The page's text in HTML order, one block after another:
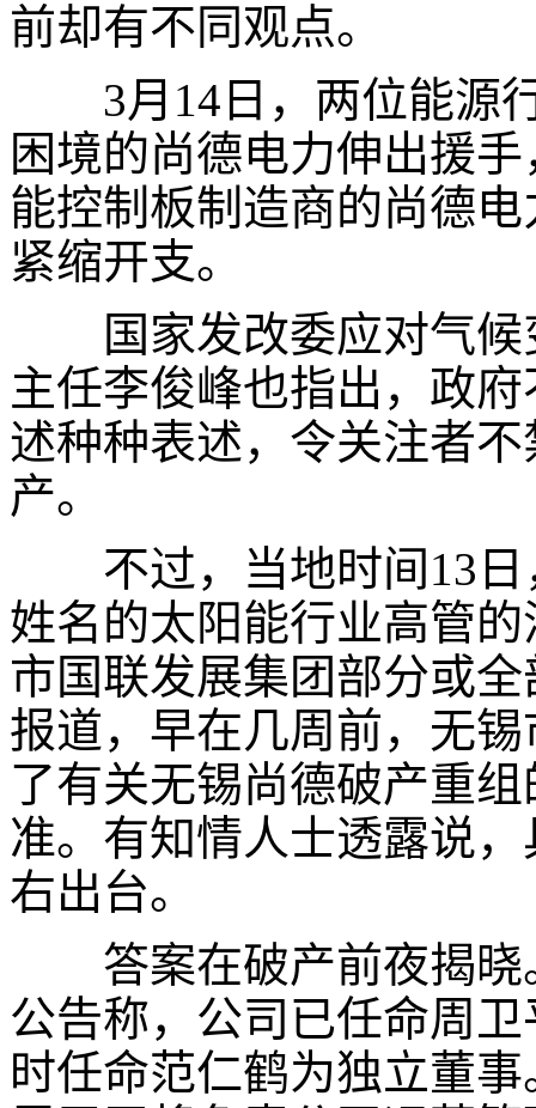
前却有不同观点。
3月 14 日，两位能源
困境的尚德电力伸出援
能控制板制造商的尚德
紧缩开支。
国家发改委应对气候
主任李俊峰也指出，政
述种种表述，令关注者
产。
不过，当地时间 13
姓名的太阳能行业高管
市国联发展集团部分或
报道，早在几周前，无
了有关无锡尚德破产重
准。有知情人士透露说
右出台。
答案在破产前夜揭晓
公告称，公司已任命周
时任命范仁鹤为独立董